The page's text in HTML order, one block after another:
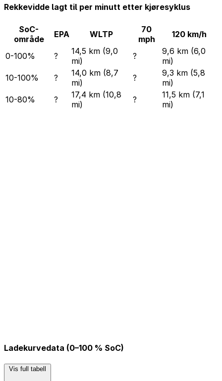
Rekkevidde lagt til per minutt etter kjøresyklus
SoC-
område
EPA WLTP
70
mph
120 km/h
0-100% ?
14,5 km (9,0
mi)
?
9,6 km (6,0
mi)
10-100%
?
14,0 km (8,7
mi)
?
9,3 km (5,8
mi)
10-80%
?
17,4 km (10,8
mi)
?
11,5 km (7,1
mi)
Ladekurvedata (0–100 % SoC)
Vis full tabell